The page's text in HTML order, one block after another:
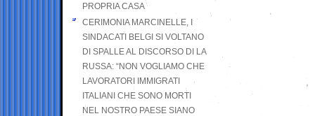
PROPRIA CASA
CERIMONIA MARCINELLE, I
SINDACATI BELGI SI VOLTANO
DI SPALLE AL DISCORSO DI LA
RUSSA: “NON VOGLIAMO CHE
LAVORATORI IMMIGRATI
ITALIANI CHE SONO MORTI
NEL NOSTRO PAESE SIANO